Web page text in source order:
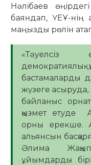
Нәлібаев
баяндап, ҮЕҰ-нің
маңызды рөлін атап
«Тәуелсіз
демократиялық
бастамаларды
жүзеге
байланыс
қызмет етуде
орны ерекше.
альянсын
Әлима
ұйымдарды